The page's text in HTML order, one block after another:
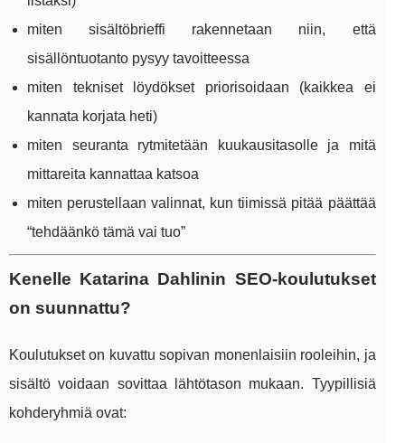
miten sisältöbrieffi rakennetaan niin, että
sisällöntuotanto pysyy tavoitteessa
miten tekniset löydökset priorisoidaan (kaikkea ei
kannata korjata heti)
miten seuranta rytmitetään kuukausitasolle ja mitä
mittareita kannattaa katsoa
miten perustellaan valinnat, kun tiimissä pitää päättää
“tehdäänkö tämä vai tuo”
Kenelle Katarina Dahlinin SEO-koulutukset
on suunnattu?
Koulutukset on kuvattu sopivan monenlaisiin rooleihin, ja
sisältö voidaan sovittaa lähtötason mukaan. Tyypillisiä
kohderyhmiä ovat: